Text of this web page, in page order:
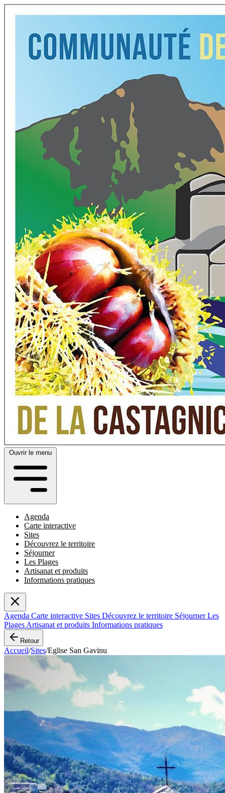
Ouvrir le menu
Agenda
Carte interactive
Sites
Découvrez le territoire
Séjourner
Les Plages
Artisanat et produits
Informations pratiques
Agenda Carte interactive Sites Découvrez le territoire SéjournerLes
Plages Artisanat et produits Informations pratiques
Retour
Accueil/Sites/Eglise San Gavinu